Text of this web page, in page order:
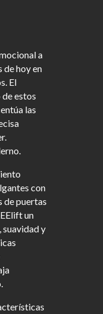
a
hoy en
El
estos
las
con
de puertas
un
suavidad y